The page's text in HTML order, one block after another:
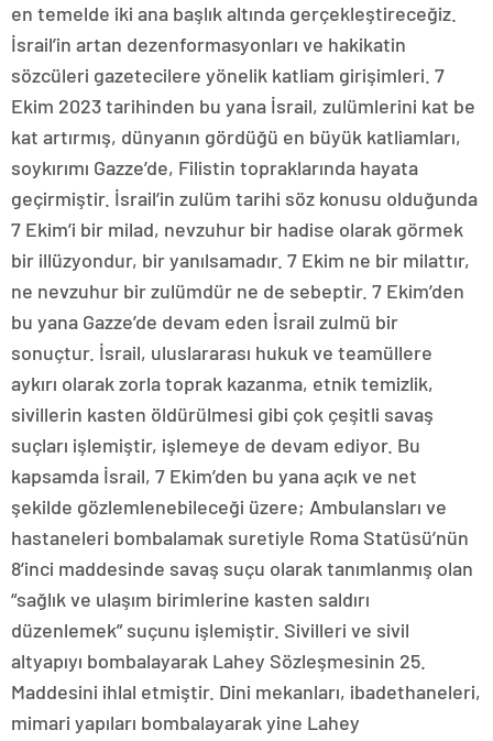
en temelde iki ana başlık altında gerçekleştireceğiz.
İsrail’in artan dezenformasyonları ve hakikatin
sözcüleri gazetecilere yönelik katliam girişimleri. 7
Ekim 2023 tarihinden bu yana İsrail, zulümlerini kat be
kat artırmış, dünyanın gördüğü en büyük katliamları,
soykırımı Gazze’de, Filistin topraklarında hayata
geçirmiştir. İsrail’in zulüm tarihi söz konusu olduğunda
7 Ekim’i bir milad, nevzuhur bir hadise olarak görmek
bir illüzyondur, bir yanılsamadır. 7 Ekim ne bir milattır,
ne nevzuhur bir zulümdür ne de sebeptir. 7 Ekim’den
bu yana Gazze’de devam eden İsrail zulmü bir
sonuçtur. İsrail, uluslararası hukuk ve teamüllere
aykırı olarak zorla toprak kazanma, etnik temizlik,
sivillerin kasten öldürülmesi gibi çok çeşitli savaş
suçları işlemiştir, işlemeye de devam ediyor. Bu
kapsamda İsrail, 7 Ekim’den bu yana açık ve net
şekilde gözlemlenebileceği üzere; Ambulansları ve
hastaneleri bombalamak suretiyle Roma Statüsü’nün
8’inci maddesinde savaş suçu olarak tanımlanmış olan
“sağlık ve ulaşım birimlerine kasten saldırı
düzenlemek” suçunu işlemiştir. Sivilleri ve sivil
altyapıyı bombalayarak Lahey Sözleşmesinin 25.
Maddesini ihlal etmiştir. Dini mekanları, ibadethaneleri,
mimari yapıları bombalayarak yine Lahey